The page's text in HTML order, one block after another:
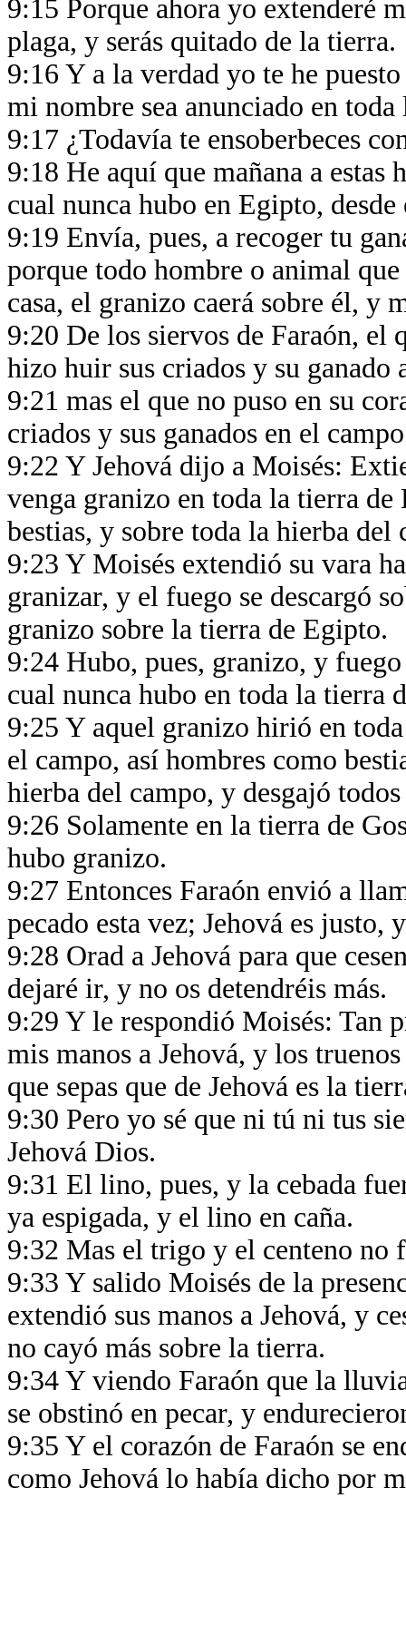
9:15 Porque ahora yo extenderé
plaga, y serás quitado de la tierra.
9:16 Y a la verdad yo te he
mi nombre sea anunciado en
9:17 ¿Todavía te ensoberbeces
9:18 He aquí que mañana a
cual nunca hubo en Egipto,
9:19 Envía, pues, a recoger tu
porque todo hombre o animal
casa, el granizo caerá sobre él, y
9:20 De los siervos de Faraón, el
hizo huir sus criados y su ganado
9:21 mas el que no puso en su
criados y sus ganados en el
9:22 Y Jehová dijo a Moisés:
venga granizo en toda la tierra
bestias, y sobre toda la hierba
9:23 Y Moisés extendió su vara
granizar, y el fuego se descargó
granizo sobre la tierra de Egipto.
9:24 Hubo, pues, granizo, y
cual nunca hubo en toda la tierra
9:25 Y aquel granizo hirió en
el campo, así hombres como
hierba del campo, y desgajó
9:26 Solamente en la tierra de
hubo granizo.
9:27 Entonces Faraón envió a
pecado esta vez; Jehová es
9:28 Orad a Jehová para que
dejaré ir, y no os detendréis más.
9:29 Y le respondió Moisés: Tan
mis manos a Jehová, y los
que sepas que de Jehová es la
9:30 Pero yo sé que ni tú ni tus
Jehová Dios.
9:31 El lino, pues, y la cebada
ya espigada, y el lino en caña.
9:32 Mas el trigo y el centeno no
9:33 Y salido Moisés de la
extendió sus manos a Jehová, y
no cayó más sobre la tierra.
9:34 Y viendo Faraón que la
se obstinó en pecar, y
9:35 Y el corazón de Faraón se
como Jehová lo había dicho por